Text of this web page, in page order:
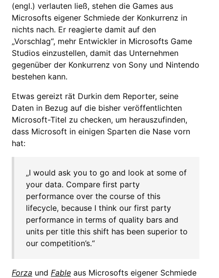
(engl.) verlauten ließ, stehen die Games aus
Microsofts eigener Schmiede der Konkurrenz in
nichts nach. Er reagierte damit auf den
„Vorschlag“, mehr Entwickler in Microsofts Game
Studios einzustellen, damit das Unternehmen
gegenüber der Konkurrenz von Sony und Nintendo
bestehen kann.
Etwas gereizt rät Durkin dem Reporter, seine
Daten in Bezug auf die bisher veröffentlichten
Microsoft-Titel zu checken, um herauszufinden,
dass Microsoft in einigen Sparten die Nase vorn
hat:
„I would ask you to go and look at some of
your data. Compare first party
performance over the course of this
lifecycle, because I think our first party
performance in terms of quality bars and
units per title this shift has been superior to
our competition’s.“
Forza und Fable aus Microsofts eigener Schmiede